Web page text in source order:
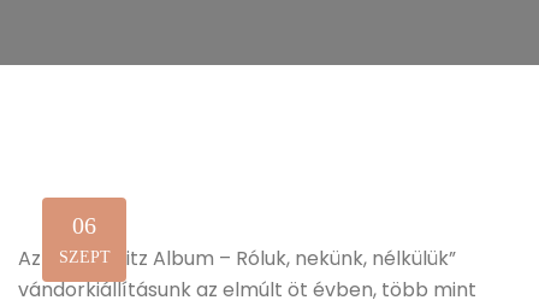
06
SZEPT
Az „Auschwitz Album – Róluk, nekünk, nélkülük”
vándorkiállításunk az elmúlt öt évben, több mint